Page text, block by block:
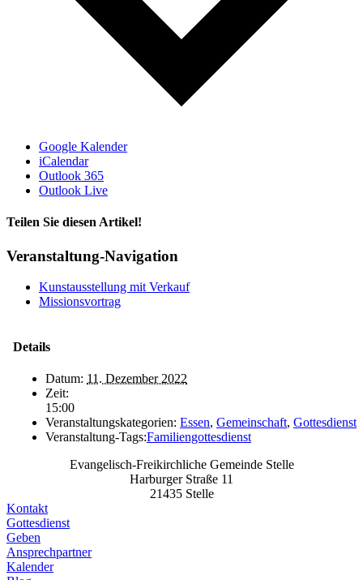
Google Kalender
iCalendar
Outlook 365
Outlook Live
Teilen Sie diesen Artikel!
Facebook
X
Bluesky
Reddit
LinkedIn
WhatsApp
Telegram
Tumblr
Pinterest
Xing
E-
Veranstaltung-Navigation
Kunstausstellung mit Verkauf
Missionsvortrag
Details
Datum: 11. Dezember 2022
Zeit:
15:00
Veranstaltungskategorien: Essen, Gemeinschaft, Gottesdienst
Veranstaltung-Tags:Familiengottesdienst
Evangelisch-Freikirchliche Gemeinde Stelle
Harburger Straße 11
21435 Stelle
Kontakt
Gottesdienst
Geben
Ansprechpartner
Kalender